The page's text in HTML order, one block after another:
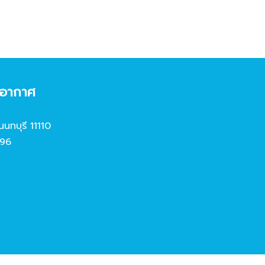
ากาศ
บุรี 11110